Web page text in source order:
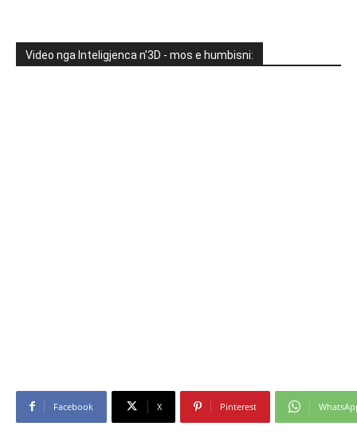
Video nga Inteligjenca n'3D - mos e humbisni:
Facebook X Pinterest